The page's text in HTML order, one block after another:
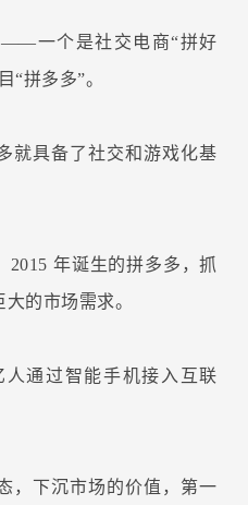
一个是社交电商“拼好
“拼多多”。
就具备了社交和游戏化基
2015 年诞生的拼多多，抓
的市场需求。
通过智能手机接入互联
，下沉市场的价值，第一